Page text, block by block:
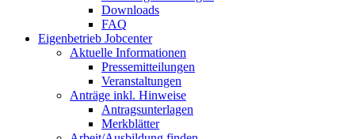
Downloads
FAQ
Eigenbetrieb Jobcenter
Aktuelle Informationen
Pressemitteilungen
Veranstaltungen
Anträge inkl. Hinweise
Antragsunterlagen
Merkblätter